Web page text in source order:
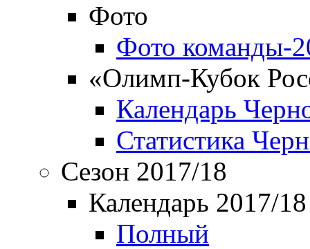
Фото
Фото команды-
«Олимп-Кубок
Календарь
Статистика
Сезон 2017/18
Календарь 2017/18
Полный